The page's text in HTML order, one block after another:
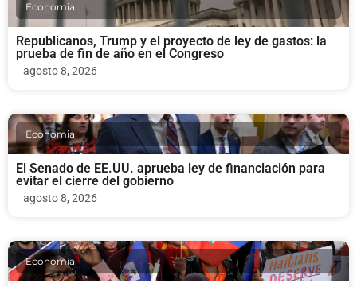
Economia
Republicanos, Trump y el proyecto de ley de gastos: la
prueba de fin de año en el Congreso
agosto 8, 2026
Economia
El Senado de EE.UU. aprueba ley de financiación para
evitar el cierre del gobierno
agosto 8, 2026
Economia